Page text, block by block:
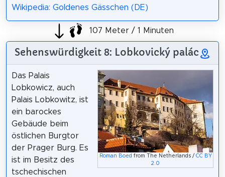
Wikipedia: Goldenes Gässchen (DE)
107 Meter / 1 Minuten
Sehenswürdigkeit 8: Lobkovický palác
Roman Boed from The Netherlands / CC BY
2.0
Das Palais
Lobkowicz, auch
Palais Lobkowitz, ist
ein barockes
Gebäude beim
östlichen Burgtor
der Prager Burg. Es
ist im Besitz des
tschechischen